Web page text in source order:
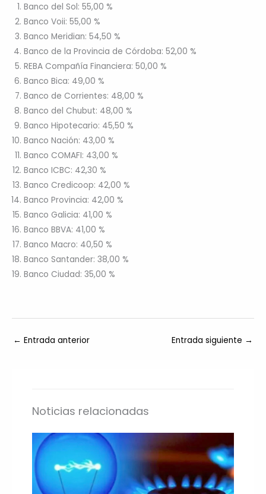
Banco del Sol: 55,00 %
Banco Voii: 55,00 %
Banco Meridian: 54,50 %
Banco de la Provincia de Córdoba: 52,00 %
REBA Compañía Financiera: 50,00 %
Banco Bica: 49,00 %
Banco de Corrientes: 48,00 %
Banco del Chubut: 48,00 %
Banco Hipotecario: 45,50 %
Banco Nación: 43,00 %
Banco COMAFI: 43,00 %
Banco ICBC: 42,30 %
Banco Credicoop: 42,00 %
Banco Provincia: 42,00 %
Banco Galicia: 41,00 %
Banco BBVA: 41,00 %
Banco Macro: 40,50 %
Banco Santander: 38,00 %
Banco Ciudad: 35,00 %
← Entrada anterior Entrada siguiente →
Noticias relacionadas